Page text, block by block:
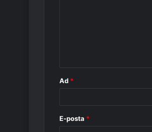
Ad *
E-posta *